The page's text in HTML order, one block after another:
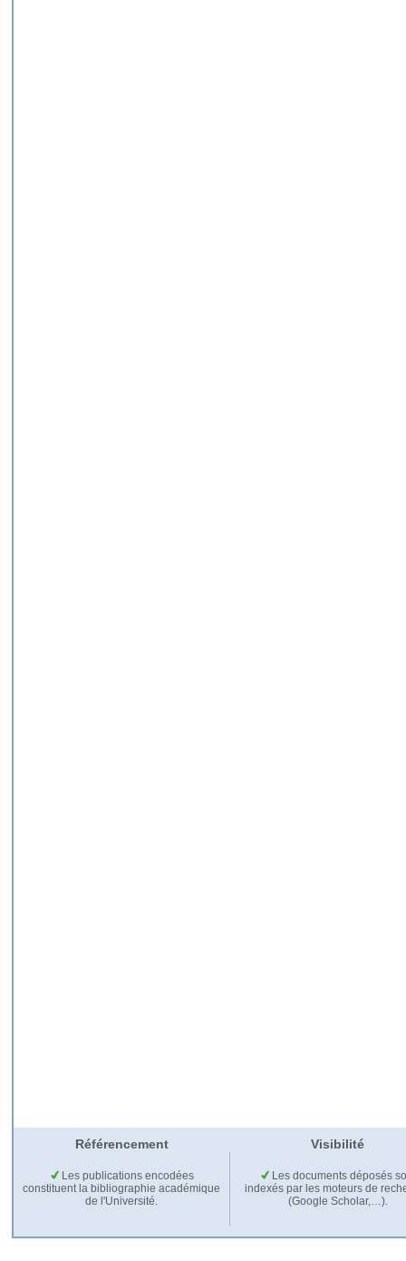
Référencement Visibilité
Les publications encodées
constituent la bibliographie académique
de l'Université.
Les documents déposés
indexés par les moteurs de
(Google Scholar,…).